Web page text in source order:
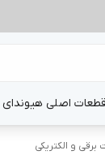
اصلی
برقی و الکتریکی